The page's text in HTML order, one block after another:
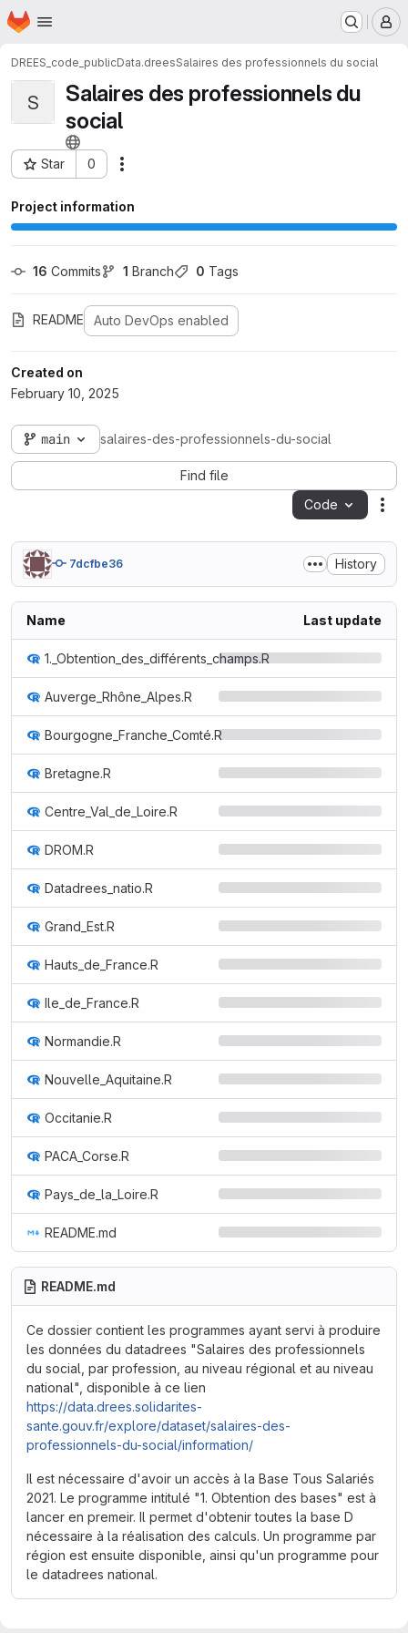
Skip to main content
Homepage
DREES_code_publicData.dreesSalaires des professionnels du social
S
Salaires des professionnels du
social
Star 0
Project ID: 1049
Project information
16 Commits 1 Branch 0 Tags
README Auto DevOps enabled
Created on
February 10, 2025
main salaires-des-professionnels-du-social
Find file
Code
7dcfbe36 History
Name Last update
1._Obtention_des_différents_champs.R
Auverge_Rhône_Alpes.R
Bourgogne_Franche_Comté.R
Bretagne.R
Centre_Val_de_Loire.R
DROM.R
Datadrees_natio.R
Grand_Est.R
Hauts_de_France.R
Ile_de_France.R
Normandie.R
Nouvelle_Aquitaine.R
Occitanie.R
PACA_Corse.R
Pays_de_la_Loire.R
README.md
README.md
Ce dossier contient les programmes ayant servi à produire
les données du datadrees "Salaires des professionnels
du social, par profession, au niveau régional et au niveau
national", disponible à ce lien
https://data.drees.solidarites-
sante.gouv.fr/explore/dataset/salaires-des-
professionnels-du-social/information/
Il est nécessaire d'avoir un accès à la Base Tous Salariés
2021. Le programme intitulé "1. Obtention des bases" est à
lancer en premeir. Il permet d'obtenir toutes la base D
nécessaire à la réalisation des calculs. Un programme par
région est ensuite disponible, ainsi qu'un programme pour
le datadrees national.